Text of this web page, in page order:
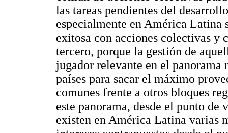
las tareas pendientes del
especialmente en América Latina
exitosa con acciones colectivas y
tercero, porque la gestión de
jugador relevante en el
países para sacar el máximo
comunes frente a otros bloques
este panorama, desde el punto
existen en América Latina varias